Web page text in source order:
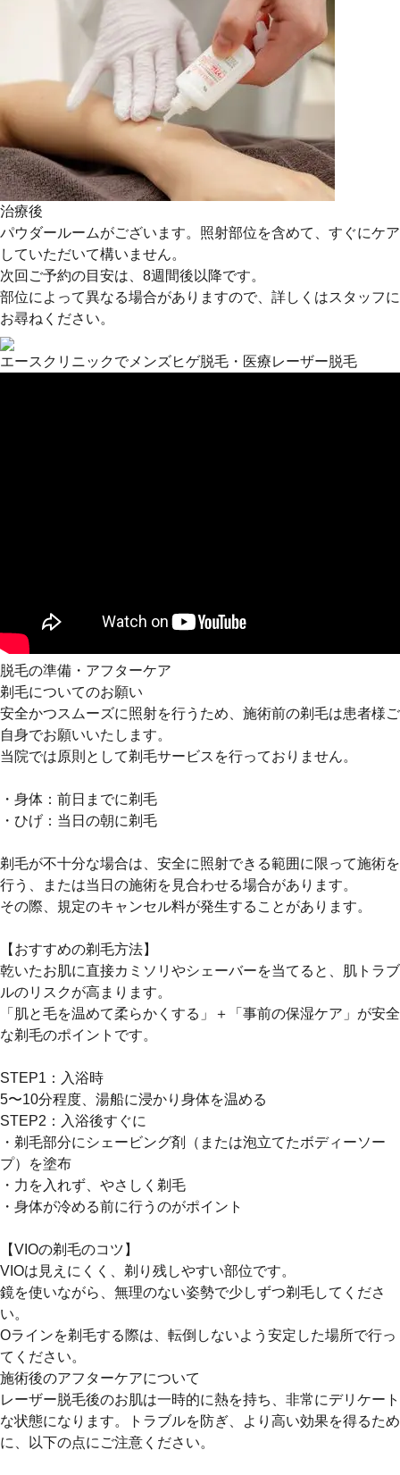
治療後
パウダールームがございます。照射部位を含めて、すぐにケア
していただいて構いません。
次回ご予約の目安は、8週間後以降です。
部位によって異なる場合がありますので、詳しくはスタッフに
お尋ねください。
エースクリニックでメンズヒゲ脱毛・医療レーザー脱毛
脱毛の準備・アフターケア
剃毛についてのお願い
安全かつスムーズに照射を行うため、施術前の剃毛は患者様ご
自身でお願いいたします。
当院では原則として剃毛サービスを行っておりません。
・身体：前日までに剃毛
・ひげ：当日の朝に剃毛
剃毛が不十分な場合は、安全に照射できる範囲に限って施術を
行う、または当日の施術を見合わせる場合があります。
その際、規定のキャンセル料が発生することがあります。
【おすすめの剃毛方法】
乾いたお肌に直接カミソリやシェーバーを当てると、肌トラブ
ルのリスクが高まります。
「肌と毛を温めて柔らかくする」＋「事前の保湿ケア」が安全
な剃毛のポイントです。
STEP1：入浴時
5〜10分程度、湯船に浸かり身体を温める
STEP2：入浴後すぐに
・剃毛部分にシェービング剤（または泡立てたボディーソー
プ）を塗布
・力を入れず、やさしく剃毛
・身体が冷める前に行うのがポイント
【VIOの剃毛のコツ】
VIOは見えにくく、剃り残しやすい部位です。
鏡を使いながら、無理のない姿勢で少しずつ剃毛してくださ
い。
Oラインを剃毛する際は、転倒しないよう安定した場所で行っ
てください。
施術後のアフターケアについて
レーザー脱毛後のお肌は一時的に熱を持ち、非常にデリケート
な状態になります。トラブルを防ぎ、より高い効果を得るため
に、以下の点にご注意ください。